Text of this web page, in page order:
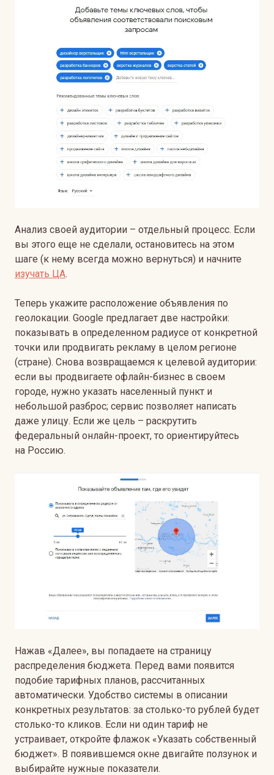
Анализ своей аудитории – отдельный процесс. Если
вы этого еще не сделали, остановитесь на этом
шаге (к нему всегда можно вернуться) и начните
изучать ЦА.
Теперь укажите расположение объявления по
геолокации. Google предлагает две настройки:
показывать в определенном радиусе от конкретной
точки или продвигать рекламу в целом регионе
(стране). Снова возвращаемся к целевой аудитории:
если вы продвигаете офлайн-бизнес в своем
городе, нужно указать населенный пункт и
небольшой разброс; сервис позволяет написать
даже улицу. Если же цель – раскрутить
федеральный онлайн-проект, то ориентируйтесь
на Россию.
Нажав «Далее», вы попадаете на страницу
распределения бюджета. Перед вами появится
подобие тарифных планов, рассчитанных
автоматически. Удобство системы в описании
конкретных результатов: за столько-то рублей будет
столько-то кликов. Если ни один тариф не
устраивает, откройте флажок «Указать собственный
бюджет». В появившемся окне двигайте ползунок и
выбирайте нужные показатели.